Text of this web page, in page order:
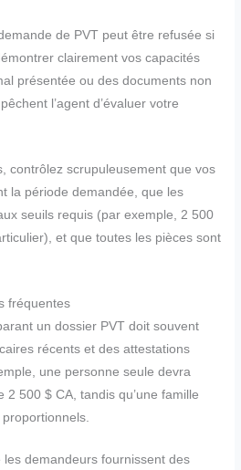
de PVT peut être refusée si
clairement vos capacités
présentée ou des documents non
l’agent d’évaluer votre
contrôlez scrupuleusement que vos
la période demandée, que les
seuils requis (par exemple, 2 500
et que toutes les pièces sont
fréquentes
un dossier PVT doit souvent
récents et des attestations
une personne seule devra
500 $ CA, tandis qu’une famille
les demandeurs fournissent des